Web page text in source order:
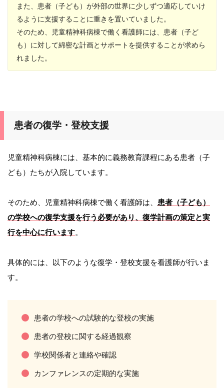
また、患者（子ども）が外部の世界に少しずつ適応していけ
るように支援することに重きを置いていました。
そのため、児童精神科病棟で働く看護師には、患者（子ど
も）に対して綿密な計画とサポートを提供することが求めら
れました。
患者の復学・登校支援
児童精神科病棟には、基本的に義務教育課程にある患者（子
ども）たちが入院しています。
そのため、児童精神科病棟で働く看護師は、 患者（子ども）
の学校への復学支援を行う必要があり、復学計画の策定と実
行を中心に行います。
具体的には、以下のような復学・登校支援を看護師が行いま
す。
患者の学校への試験的な登校の実施
患者の登校に関する経過観察
学校関係者と連絡や確認
カンファレンスの定期的な実施